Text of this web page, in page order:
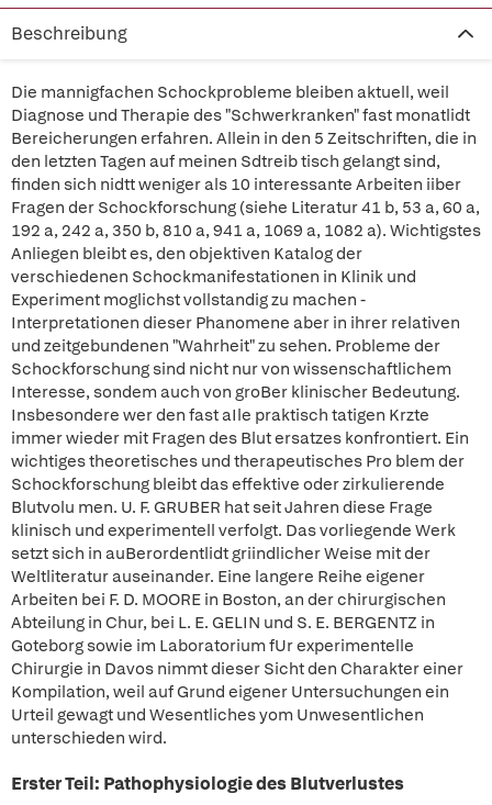
Beschreibung
Die mannigfachen Schockprobleme bleiben aktuell, weil
Diagnose und Therapie des "Schwerkranken" fast monatlidt
Bereicherungen erfahren. Allein in den 5 Zeitschriften, die in
den letzten Tagen auf meinen Sdtreib tisch gelangt sind,
finden sich nidtt weniger als 10 interessante Arbeiten iiber
Fragen der Schockforschung (siehe Literatur 41 b, 53 a, 60 a,
192 a, 242 a, 350 b, 810 a, 941 a, 1069 a, 1082 a). Wichtigstes
Anliegen bleibt es, den objektiven Katalog der
verschiedenen Schockmanifestationen in Klinik und
Experiment moglichst vollstandig zu machen -
Interpretationen dieser Phanomene aber in ihrer relativen
und zeitgebundenen "Wahrheit" zu sehen. Probleme der
Schockforschung sind nicht nur von wissenschaftlichem
Interesse, sondem auch von groBer klinischer Bedeutung.
Insbesondere wer den fast aIle praktisch tatigen Krzte
immer wieder mit Fragen des Blut ersatzes konfrontiert. Ein
wichtiges theoretisches und therapeutisches Pro blem der
Schockforschung bleibt das effektive oder zirkulierende
Blutvolu men. U. F. GRUBER hat seit Jahren diese Frage
klinisch und experimentell verfolgt. Das vorliegende Werk
setzt sich in auBerordentlidt griindlicher Weise mit der
Weltliteratur auseinander. Eine langere Reihe eigener
Arbeiten bei F. D. MOORE in Boston, an der chirurgischen
Abteilung in Chur, bei L. E. GELIN und S. E. BERGENTZ in
Goteborg sowie im Laboratorium fUr experimentelle
Chirurgie in Davos nimmt dieser Sicht den Charakter einer
Kompilation, weil auf Grund eigener Untersuchungen ein
Urteil gewagt und Wesentliches yom Unwesentlichen
unterschieden wird.
Erster Teil: Pathophysiologie des Blutverlustes